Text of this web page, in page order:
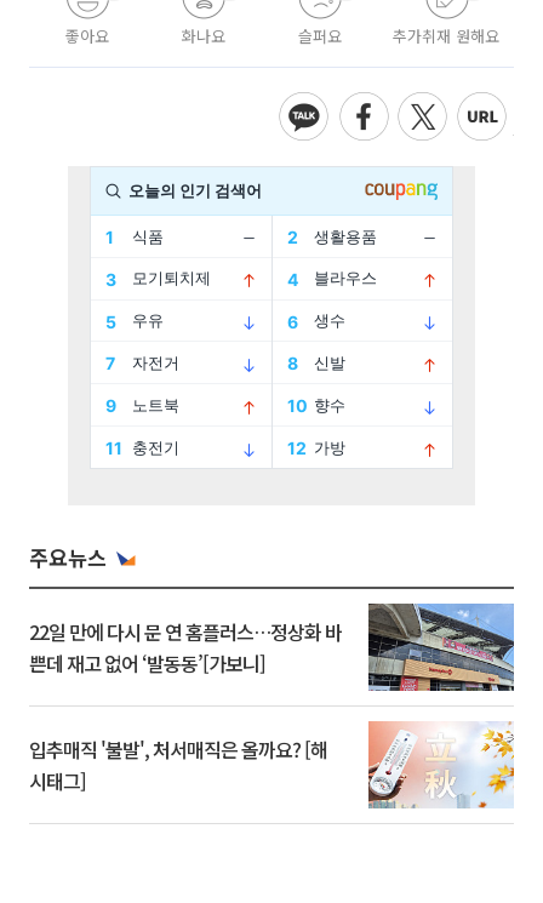
좋아요 화나요 슬퍼요 추가취재 원해요
주요뉴스
22일 만에 다시 문 연 홈플러스…정상화 바
쁜데 재고 없어 ‘발동동’[가보니]
입추매직 '불발', 처서매직은 올까요? [해
시태그]